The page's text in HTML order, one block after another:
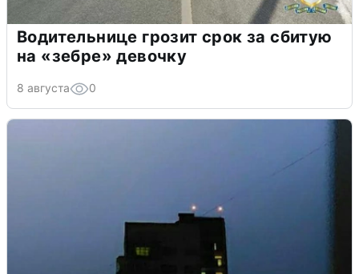
Водительнице грозит срок за сбитую
на «зебре» девочку
8 августа 0